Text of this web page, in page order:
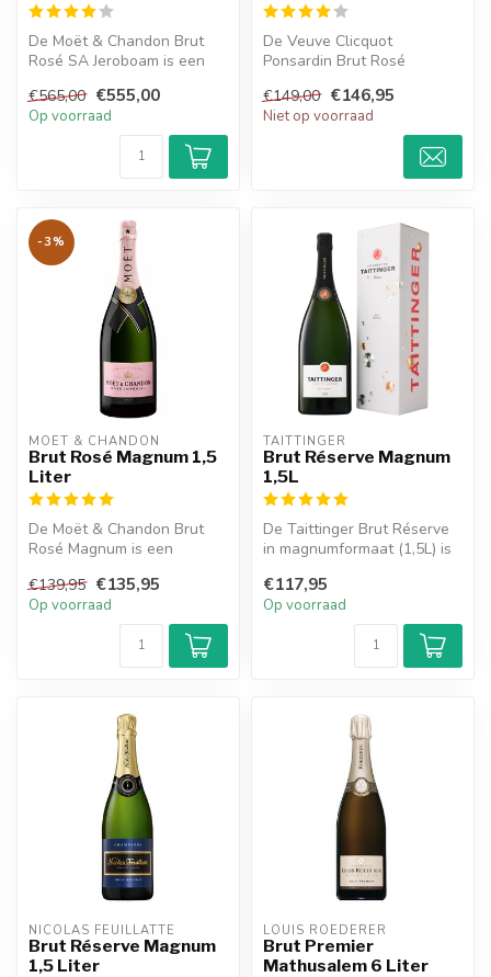
De Moët & Chandon Brut
Rosé SA Jeroboam is een
heeft een ...
€565,00 €555,00
Op voorraad
De Veuve Clicquot
Ponsardin Brut Rosé
fruitige smaak.
€149,00 €146,95
Niet op voorraad
-3%
MOËT & CHANDON
Brut Rosé Magnum 1,5
Liter
De Moët & Chandon Brut
Rosé Magnum is een
heeft een soepe...
€139,95 €135,95
Op voorraad
TAITTINGER
Brut Réserve Magnum
1,5L
De Taittinger Brut Réserve
in magnumformaat (1,5L) is
eleganti...
€117,95
Op voorraad
NICOLAS FEUILLATTE
Brut Réserve Magnum
1,5 Liter
LOUIS ROEDERER
Brut Premier
Mathusalem 6 Liter